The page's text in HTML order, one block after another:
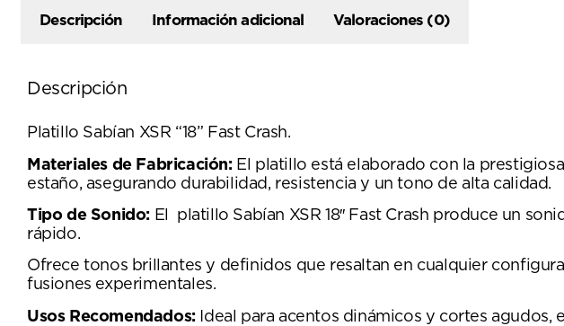
Descripción Información adicional Valoraciones (0)
Descripción
Platillo Sabían XSR “18” Fast Crash.
Materiales de Fabricación:El platillo está elaborado con la
estaño, asegurando durabilidad, resistencia y un tono de alta calidad.
Tipo de Sonido: El platillo Sabían XSR 18″ Fast Crash produce un
rápido.
Ofrece tonos brillantes y definidos que resaltan en cualquier
fusiones experimentales.
Usos Recomendados:Ideal para acentos dinámicos y cortes agudos,